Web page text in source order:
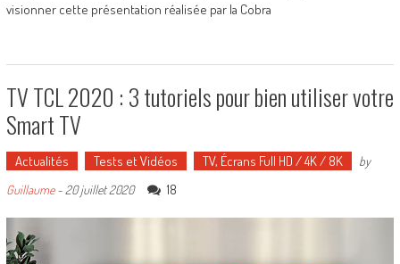
visionner cette présentation réalisée par la Cobra
TV TCL 2020 : 3 tutoriels pour bien utiliser votre
Smart TV
Actualités Tests et Vidéos TV, Écrans Full HD / 4K / 8K
by
Guillaume- 20 juillet 2020 18